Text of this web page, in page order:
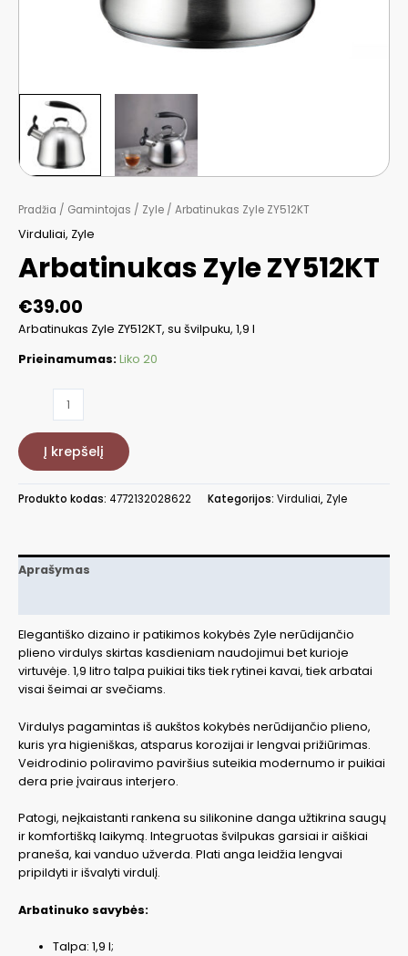
Pradžia / Gamintojas / Zyle / Arbatinukas Zyle ZY512KT
Virduliai, Zyle
Arbatinukas Zyle ZY512KT
€39.00
Arbatinukas Zyle ZY512KT, su švilpuku, 1,9 l
Prieinamumas:Liko 20
Arbatinukas
Zyle
ZY512KT
Į krepšelį
Produkto kodas: 4772132028622 Kategorijos: Virduliai, Zyle
Aprašymas
Elegantiško dizaino ir patikimos kokybės Zyle nerūdijančio
plieno virdulys skirtas kasdieniam naudojimui bet kurioje
virtuvėje. 1,9 litro talpa puikiai tiks tiek rytinei kavai, tiek arbatai
visai šeimai ar svečiams.
Virdulys pagamintas iš aukštos kokybės nerūdijančio plieno,
kuris yra higieniškas, atsparus korozijai ir lengvai prižiūrimas.
Veidrodinio poliravimo paviršius suteikia modernumo ir puikiai
dera prie įvairaus interjero.
Patogi, neįkaistanti rankena su silikonine danga užtikrina saugų
ir komfortišką laikymą. Integruotas švilpukas garsiai ir aiškiai
praneša, kai vanduo užverda. Plati anga leidžia lengvai
pripildyti ir išvalyti virdulį.
Arbatinuko savybės:
Talpa: 1,9 l;